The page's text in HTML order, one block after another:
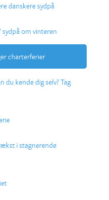
danskere sydpå
sydpå om vinteren
charterferier
du kende dig selv? Tag
i stagnerende